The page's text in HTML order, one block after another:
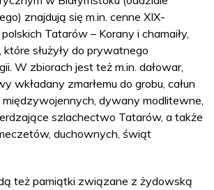
znajdują się m.in. cenne XIX-
Tatarów – Korany i chamaiły,
służyły do prywatnego
W zbiorach jest też m.in. dałowar,
wkładany zmarłemu do grobu, całun
dywany modlitewne,
szlachectwo Tatarów, a także
duchownych, świąt
też pamiątki związane z żydowską